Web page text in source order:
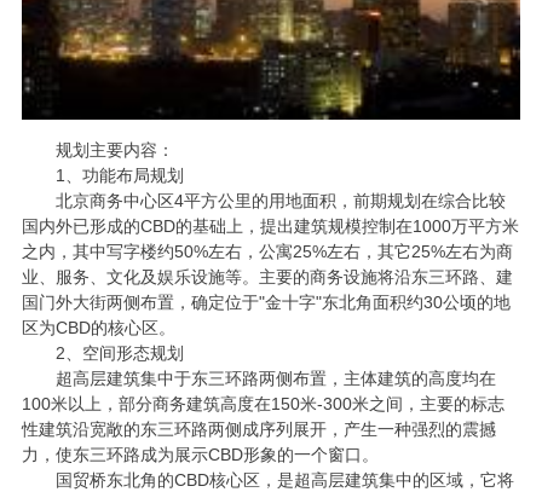
规划主要内容：
1、功能布局规划
北京商务中心区4平方公里的用地面积，前期规划在综合比较
国内外已形成的CBD的基础上，提出建筑规模控制在1000万平方米
之内，其中写字楼约50%左右，公寓25%左右，其它25%左右为商
业、服务、文化及娱乐设施等。主要的商务设施将沿东三环路、建
国门外大街两侧布置，确定位于"金十字"东北角面积约30公顷的地
区为CBD的核心区。
2、空间形态规划
超高层建筑集中于东三环路两侧布置，主体建筑的高度均在
100米以上，部分商务建筑高度在150米-300米之间，主要的标志
性建筑沿宽敞的东三环路两侧成序列展开，产生一种强烈的震撼
力，使东三环路成为展示CBD形象的一个窗口。
国贸桥东北角的CBD核心区，是超高层建筑集中的区域，它将